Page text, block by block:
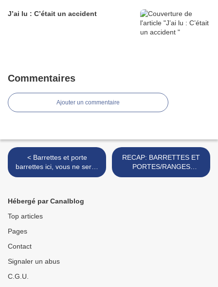
J’ai lu : C’était un accident
Commentaires
Ajouter un commentaire
< Barrettes et porte
barrettes ici, vous ne serez
pas déçus !!
RECAP: BARRETTES ET
PORTES/RANGES
BARRETTES C'EST ICI !! >
Hébergé par Canalblog
Top articles
Pages
Contact
Signaler un abus
C.G.U.